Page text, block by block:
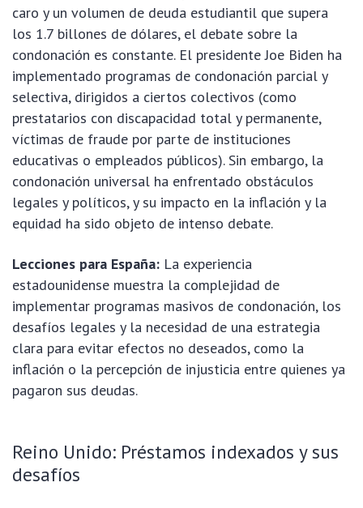
caro y un volumen de deuda estudiantil que supera
los 1.7 billones de dólares, el debate sobre la
condonación es constante. El presidente Joe Biden ha
implementado programas de condonación parcial y
selectiva, dirigidos a ciertos colectivos (como
prestatarios con discapacidad total y permanente,
víctimas de fraude por parte de instituciones
educativas o empleados públicos). Sin embargo, la
condonación universal ha enfrentado obstáculos
legales y políticos, y su impacto en la inflación y la
equidad ha sido objeto de intenso debate.
Lecciones para España: La experiencia
estadounidense muestra la complejidad de
implementar programas masivos de condonación, los
desafíos legales y la necesidad de una estrategia
clara para evitar efectos no deseados, como la
inflación o la percepción de injusticia entre quienes ya
pagaron sus deudas.
Reino Unido: Préstamos indexados y sus
desafíos